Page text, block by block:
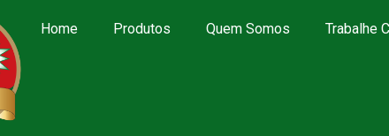
Home Produtos Quem Somos Trabalhe